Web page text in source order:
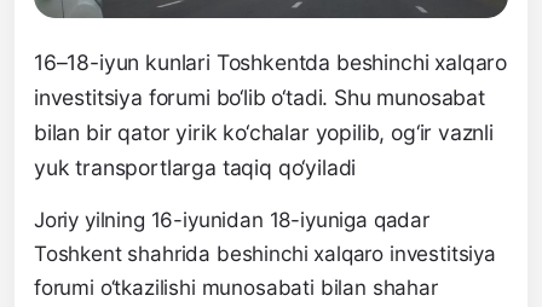
16–18-iyun kunlari Toshkentda beshinchi xalqaro
investitsiya forumi bo‘lib o‘tadi. Shu munosabat
bilan bir qator yirik ko‘chalar yopilib, og‘ir vaznli
yuk transportlarga taqiq qo‘yiladi
Joriy yilning 16-iyunidan 18-iyuniga qadar
Toshkent shahrida beshinchi xalqaro investitsiya
forumi o‘tkazilishi munosabati bilan shahar